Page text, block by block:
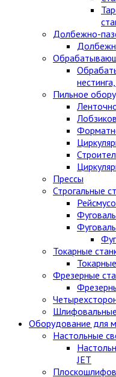
Долбежно-
Пильное
Прессы
Строгальные
Токарные
Фрезерные
Оборудование для
Настольные
JET